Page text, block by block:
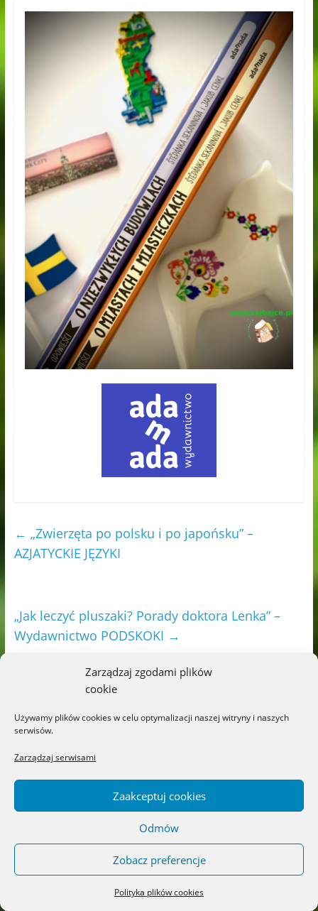
Zarządzaj zgodami plików
cookie
Używamy plików cookies w celu optymalizacji naszej witryny i naszych
serwisów.
Zarządzaj serwisami
Zaakceptuj cookies
Odmów
Zobacz preferencje
Polityka plików cookies
← „Zwierzęta po polsku i po japońsku” –
AZJATYCKIE JĘZYKI
„Jak leczyć pluszaki? Porady doktora Lenka” –
Wydawnictwo PODSKOKI →